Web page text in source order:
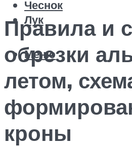
Чеснок
Лук
Меню
Правила и
обрезки
летом,
кроны